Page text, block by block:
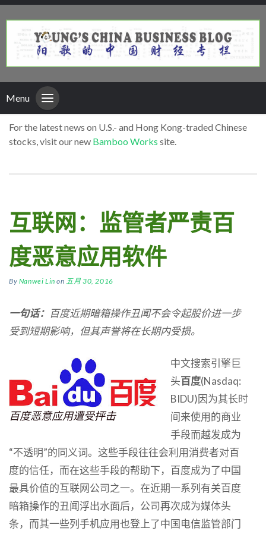
Menu
For the latest news on U.S.- and Hong Kong-traded Chinese
stocks, visit our new Bamboo Works site.
互联网：监管者严责百
度恶意应用软件
By Nanwei Lin on 五月 30, 2016
一句话： 百度近期暗箱操作丑闻不会令起股价进一步
受到短期影响，但其声誉将在长期内受损。
百度恶意应用遭受抨击
中文搜索引擎巨
头百度(Nasdaq:
BIDU)因为其长时
间来使用的商业
手段而越发成为
“不透明”的同义词。这些手段往往会利用消费者对百
度的信任，而在这些手段的帮助下，百度成为了中国
最具价值的互联网公司之一。在近期一系列有关百度
暗箱操作的丑闻浮出水面后，公司再次成为媒体头
条，而其一些列手机应用也登上了中国电信监管部门